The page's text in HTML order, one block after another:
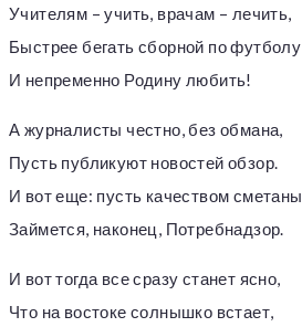
Учителям – учить, врачам – лечить,
Быстрее бегать сборной по футболу
И непременно Родину любить!
А журналисты честно, без обмана,
Пусть публикуют новостей обзор.
И вот еще: пусть качеством сметаны
Займется, наконец, Потребнадзор.
И вот тогда все сразу станет ясно,
Что на востоке солнышко встает,